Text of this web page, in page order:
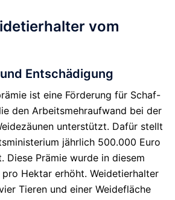
vom
Entschädigung
ist eine Förderung für Schaf-
den Arbeitsmehraufwand bei der
unterstützt. Dafür stellt
jährlich 500.000 Euro
Diese Prämie wurde in diesem
Hektar erhöht. Weidetierhalter
Tieren und einer Weidefläche